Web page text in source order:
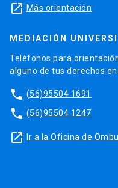
launch Más orientación
MEDIACIÓN
Teléfonos para
alguno de tus derechos
phone (56)95504 1691
phone (56)95504 1247
launch Ir a la Oficina de